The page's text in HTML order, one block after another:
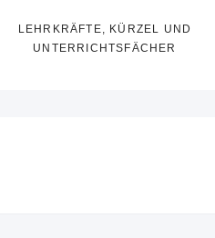
LEHRKRÄFTE, KÜRZEL UND
UNTERRICHTSFÄCHER